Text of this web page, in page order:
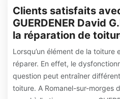
Clients satisfaits
GUERDENER David
la réparation de
Lorsqu’un élément de la toiture
réparer. En effet, le
question peut entraîner
toiture. A Romanel-sur-morges